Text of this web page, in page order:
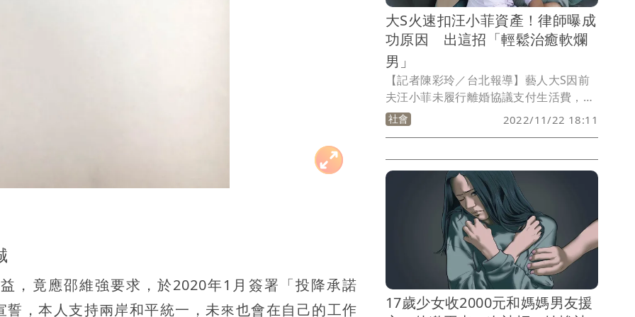
，竟應邵維強要求，於2020年1月簽署「投降承諾
，本人支持兩岸和平統一，未來也會在自己的工作
大S火速扣汪小菲資產！律師曝成
功原因 出這招「輕鬆治癒軟爛
男」
【記者陳彩玲／台北報導】藝人大S因前
夫汪小菲未履行離婚協議支付生活費，向
法院聲請強制執行，引發討論。知名家事
律師蘇家宏分析，大S之所以能迅速執
「上法院比在戶政辦離婚多一分保障，不
僅少走一段冤枉路，也能輕鬆治癒軟爛
男、讓沒誠信的人不再囂張」。
社會 2022/11/22 18:11
17歲少女收2000元和媽媽男友援